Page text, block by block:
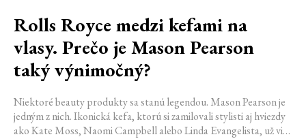
Rolls Royce medzi kefami na
vlasy. Prečo je Mason Pearson
taký výnimočný?
Niektoré beauty produkty sa stanú legendou. Mason Pearson je
jedným z nich. Ikonická kefa, ktorú si zamilovali stylisti aj hviezdy
ako Kate Moss, Naomi Campbell alebo Linda Evangelista, už viac